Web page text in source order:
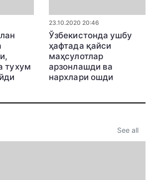
тухум
23.10.2020 20:46
Ўзбекистонда ушбу
ҳафтада қайси
маҳсулотлар
арзонлашди ва
нархлари ошди
See all